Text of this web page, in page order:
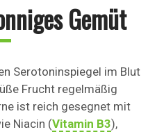
Gemüt
Serotoninspiegel im Blut
Frucht regelmäßig
ist reich gesegnet mit
Niacin (Vitamin B3),